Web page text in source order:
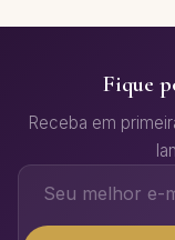
Fique
Receba em